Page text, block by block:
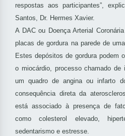
respostas aos participantes”,
Santos, Dr. Hermes Xavier.
A DAC ou Doença Arterial
placas de gordura na parede de
Estes depósitos de gordura podem
o miocárdio, processo chamado
um quadro de angina ou infarto
consequência direta da
está associado à presença de
como colesterol elevado,
sedentarismo e estresse.